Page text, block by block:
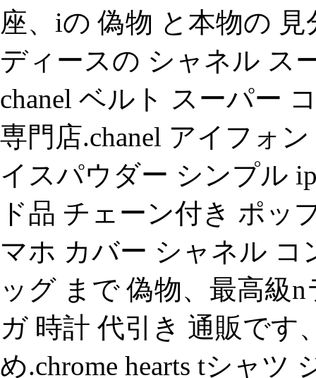
座、iの 偽物 と本物の
ディースの シャネル ス
chanel ベルト スーパー
専門店.chanel アイフォ
イスパウダー シンプル
ド品 チェーン付き ポッ
マホ カバー シャネル
ッグ まで 偽物、最高級
ガ 時計 代引き 通販です
め.chrome hearts tシャツ